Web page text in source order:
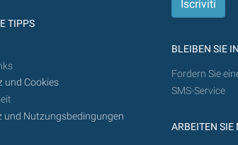
TIPPS
und Cookies
und Nutzungsbedingungen
BLEIBEN SIE
Fordern Sie
SMS-Service
ARBEITEN SIE